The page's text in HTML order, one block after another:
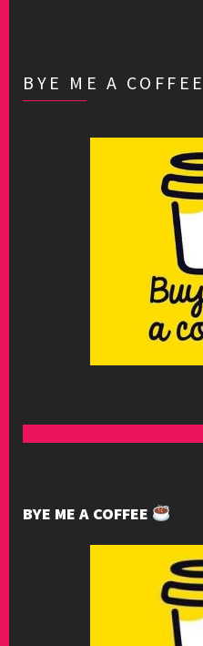
BYE ME A COFFEE
BYE ME A COFFEE